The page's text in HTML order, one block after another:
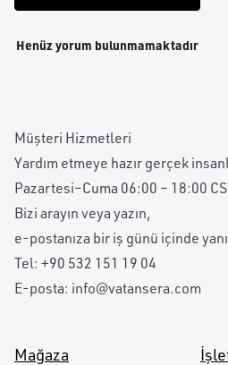
Henüz yorum bulunmamaktadır
Müşteri Hizmetleri
Yardım etmeye hazır gerçek
Pazartesi–Cuma 06:00 – 18:00
Bizi arayın veya yazın,
e-postanıza bir iş günü içinde
Tel: +90 532 151 19 04
E-posta: info@vatansera.com
Mağaza